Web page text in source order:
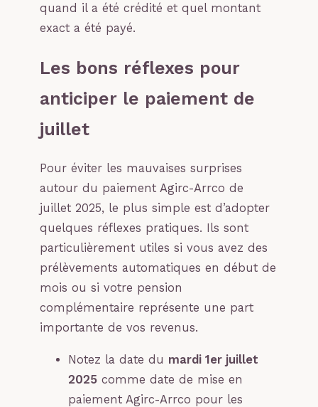
quand il a été crédité et quel montant
exact a été payé.
Les bons réflexes pour
anticiper le paiement de
juillet
Pour éviter les mauvaises surprises
autour du paiement Agirc-Arrco de
juillet 2025, le plus simple est d’adopter
quelques réflexes pratiques. Ils sont
particulièrement utiles si vous avez des
prélèvements automatiques en début de
mois ou si votre pension
complémentaire représente une part
importante de vos revenus.
Notez la date du mardi 1er juillet
2025 comme date de mise en
paiement Agirc-Arrco pour les